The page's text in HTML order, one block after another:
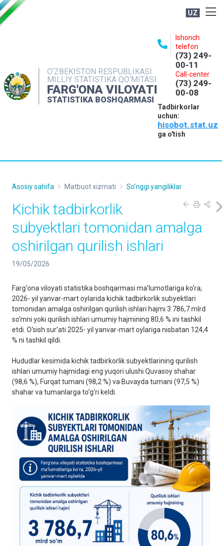
UZ
O‘ZBEKISTON RESPUBLIKASI
MILLIY STATISTIKA QO‘MITASI
FARG'ONA VILOYATI
STATISTIKA BOSHQARMASI
Ishonch
telefon
(73) 249-
00-11
Call-center
(73) 249-
00-08
Tadbirkorlar
uchun:
hisobot.stat.uz
ga o'tish
NASHRLAR
INTERAKTIV XIZMATLAR
MATBUOT XIZMATI
Asosiy sahifa Matbuot xizmati So'nggi yangiliklar
Kichik tadbirkorlik
subyektlari tomonidan amalga
oshirilgan qurilish ishlari
19/05/2026
Farg‘ona viloyati statistika boshqarmasi ma’lumotlariga ko‘ra,
2026- yil yanvar-mart oylarida kichik tadbirkorlik subyektlari
tomonidan amalga oshirilgan qurilish ishlari hajmi 3 786,7 mlrd
so‘mni yoki qurilish ishlari umumiy hajmining 80,6 % ini tashkil
etdi. O‘sish sur’ati 2025- yil yanvar-mart oylariga nisbatan 124,4
% ni tashkil qildi.
Hududlar kesimida kichik tadbirkorlik subyektlarining qurilish
ishlari umumiy hajmidagi eng yuqori ulushi Quvasoy shahar
(98,6 %), Furqat tumani (98,2 %) va Buvayda tumani (97,5 %)
shahar va tumanlarga to‘g‘ri keldi.